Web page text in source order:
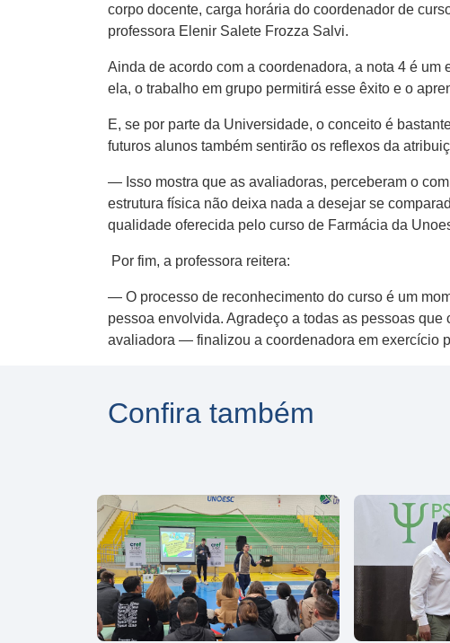
corpo docente, carga horária do coordenador de
professora Elenir Salete Frozza Salvi.
Ainda de acordo com a coordenadora, a nota 4 é
ela, o trabalho em grupo permitirá esse êxito e o
E, se por parte da Universidade, o conceito é
futuros alunos também sentirão os reflexos da
— Isso mostra que as avaliadoras, perceberam o
estrutura física não deixa nada a desejar se
qualidade oferecida pelo curso de Farmácia da
Por fim, a professora reitera:
— O processo de reconhecimento do curso é um
pessoa envolvida. Agradeço a todas as pessoas
avaliadora — finalizou a coordenadora em exercício
Confira também